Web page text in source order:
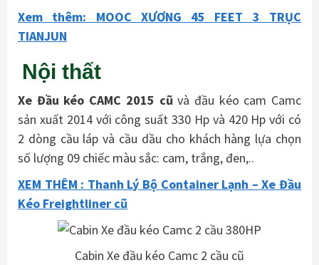
Xem thêm: MOOC XƯƠNG 45 FEET 3 TRỤC
TIANJUN
Nội thất
Xe Đầu kéo CAMC 2015 cũ và đầu kéo cam Camc
sản xuất 2014 với công suất 330 Hp và 420 Hp với có
2 dòng cầu láp và cầu dầu cho khách hàng lựa chọn
số lượng 09 chiếc màu sắc: cam, trắng, đen,..
XEM THÊM : Thanh Lý Bộ Container Lạnh – Xe Đầu
Kéo Freightliner cũ
Cabin Xe đầu kéo Camc 2 cầu cũ